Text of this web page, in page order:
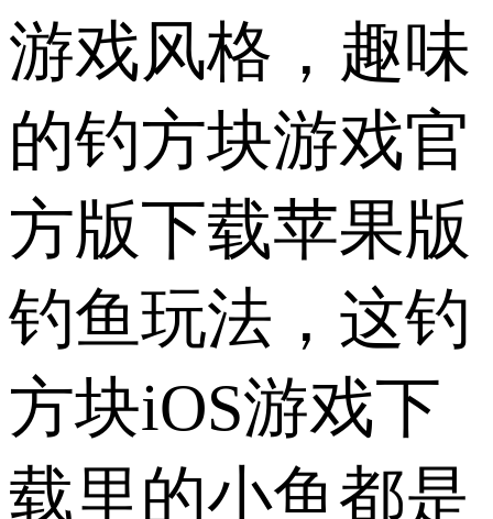
游戏风格，趣味
的钓方块游戏官
方版下载苹果版
钓鱼玩法，这钓
方块iOS游戏下
载里的小鱼都是